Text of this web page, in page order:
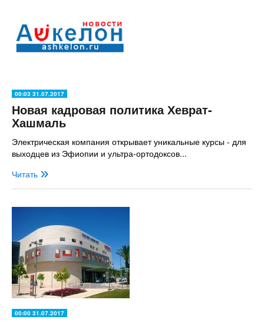
00:03 31.07.2017
Новая кадровая политика Хеврат-
Хашмаль
Электрическая компания открывает уникальные курсы - для
выходцев из Эфиопии и ультра-ортодоксов...
Читать
00:00 31.07.2017